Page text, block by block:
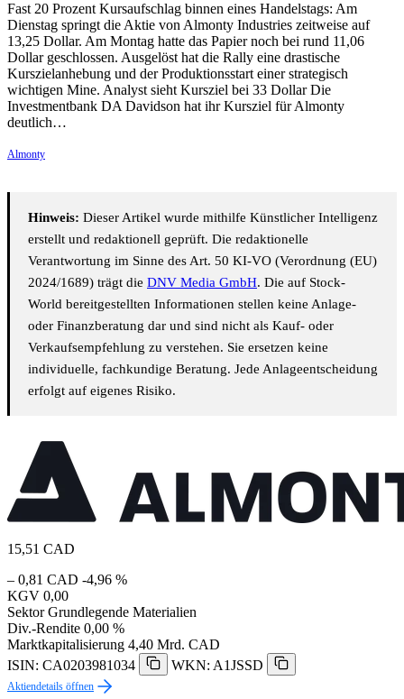
Fast 20 Prozent Kursaufschlag binnen eines Handelstags: Am
Dienstag springt die Aktie von Almonty Industries zeitweise auf
13,25 Dollar. Am Montag hatte das Papier noch bei rund 11,06
Dollar geschlossen. Ausgelöst hat die Rally eine drastische
Kurszielanhebung und der Produktionsstart einer strategisch
wichtigen Mine. Analyst sieht Kursziel bei 33 Dollar Die
Investmentbank DA Davidson hat ihr Kursziel für Almonty
deutlich…
Almonty
Hinweis: Dieser Artikel wurde mithilfe Künstlicher Intelligenz
erstellt und redaktionell geprüft. Die redaktionelle
Verantwortung im Sinne des Art. 50 KI-VO (Verordnung (EU)
2024/1689) trägt die DNV Media GmbH. Die auf Stock-
World bereitgestellten Informationen stellen keine Anlage-
oder Finanzberatung dar und sind nicht als Kauf- oder
Verkaufsempfehlung zu verstehen. Sie ersetzen keine
individuelle, fachkundige Beratung. Jede Anlageentscheidung
erfolgt auf eigenes Risiko.
15,51 CAD
– 0,81 CAD -4,96 %
KGV 0,00
Sektor Grundlegende Materialien
Div.-Rendite 0,00 %
Marktkapitalisierung 4,40 Mrd. CAD
ISIN: CA0203981034
WKN: A1JSSD
Aktiendetails öffnen